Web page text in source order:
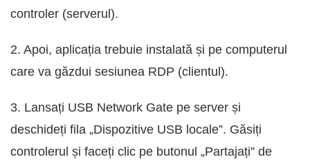
controler (serverul).
2. Apoi, aplicația trebuie instalată și pe computerul
care va găzdui sesiunea RDP (clientul).
3. Lansați USB Network Gate pe server și
deschideți fila „Dispozitive USB locale”. Găsiți
controlerul și faceți clic pe butonul „Partajați” de